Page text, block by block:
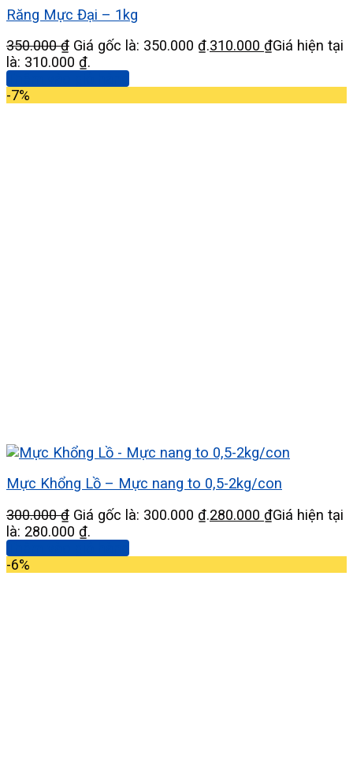
Răng Mực Đại – 1kg
350.000₫ Giá gốc là: 350.000 ₫.310.000 ₫Giá hiện tại
là: 310.000 ₫.
-7%
Mực Khổng Lồ – Mực nang to 0,5-2kg/con
300.000₫ Giá gốc là: 300.000 ₫.280.000 ₫Giá hiện tại
là: 280.000 ₫.
Thêm vào giỏ hàng
-6%